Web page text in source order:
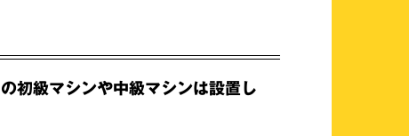
初級マシンや中級マシンは設置し